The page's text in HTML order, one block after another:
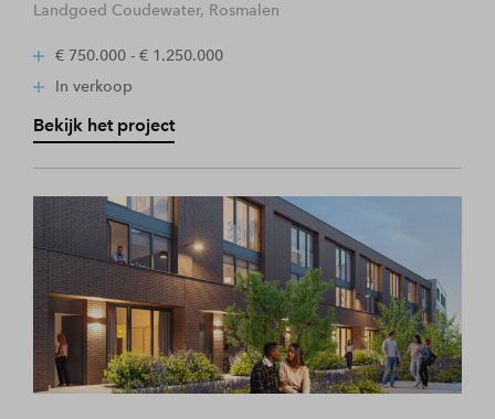
Landgoed Coudewater, Rosmalen
€ 750.000 - € 1.250.000
In verkoop
Bekijk het project